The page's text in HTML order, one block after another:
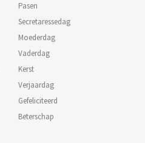
Pasen
Secretaressedag
Moederdag
Vaderdag
Kerst
Verjaardag
Gefeliciteerd
Beterschap